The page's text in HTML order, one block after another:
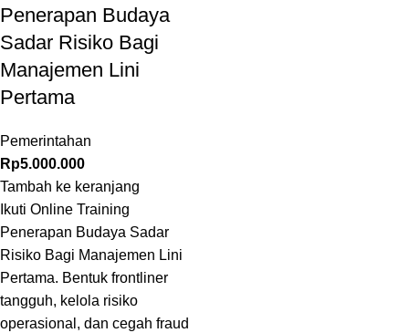
Penerapan Budaya
Sadar Risiko Bagi
Manajemen Lini
Pertama
Pemerintahan
Rp5.000.000
Tambah ke keranjang
Ikuti Online Training
Penerapan Budaya Sadar
Risiko Bagi Manajemen Lini
Pertama. Bentuk frontliner
tangguh, kelola risiko
operasional, dan cegah fraud